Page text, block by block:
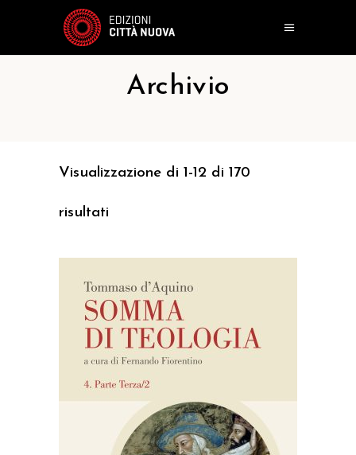
Archivio
Visualizzazione di 1-12 di 170
risultati
AGGIUNGI AL CARRELLO